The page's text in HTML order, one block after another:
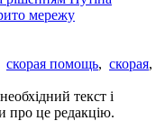
мережу
скорая помощь, скорая,
текст і
про це редакцію.